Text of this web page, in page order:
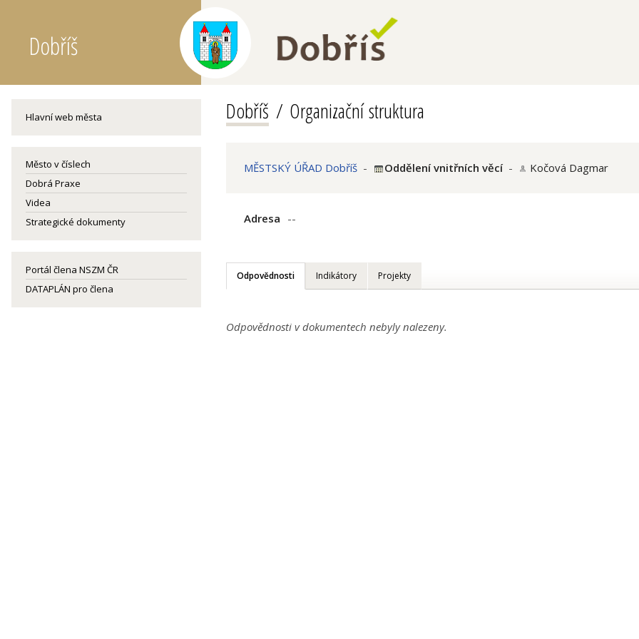
Dobříš
Hlavní web města
Město v číslech
Dobrá Praxe
Videa
Strategické dokumenty
Portál člena NSZM ČR
DATAPLÁN pro člena
Dobříš Organizační struktura
MĚSTSKÝ ÚŘAD Dobříš - Oddělení vnitřních věcí- Kočová Dagmar
Adresa --
Odpovědnosti Indikátory Projekty
Odpovědnosti v dokumentech nebyly nalezeny.